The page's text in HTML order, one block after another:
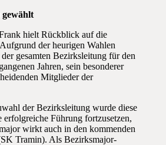
hielt Rückblick auf die
der heurigen Wahlen
gesamten Bezirksleitung für den
Jahren, sein besonderer
Mitglieder der
der Bezirksleitung wurde diese
Führung fortzusetzen,
wirkt auch in den kommenden
Tramin). Als Bezirksmajor-